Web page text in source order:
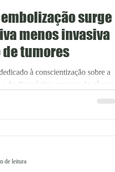
surge
menos invasiva
tumores
à conscientização sobre a
do diagnóstico precoce do câncer
incômodos ou que são
complicações e melhoria da
de leitura